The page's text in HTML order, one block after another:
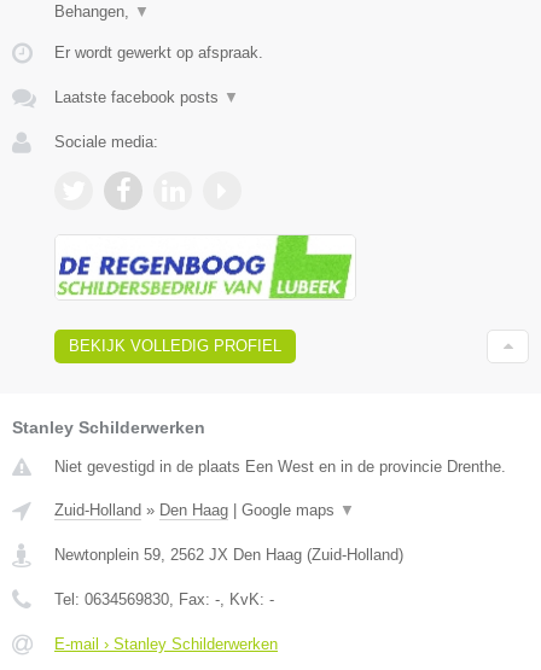
Behangen,
▼
Er wordt gewerkt op afspraak.
Laatste facebook posts ▼
Sociale media:
BEKIJK VOLLEDIG PROFIEL
Stanley Schilderwerken
Niet gevestigd in de plaats Een West en in de provincie Drenthe.
Zuid-Holland » Den Haag Google maps ▼
Newtonplein 59, 2562 JX Den Haag (Zuid-Holland)
Tel: 0634569830, Fax: -, KvK: -
E-mail › Stanley Schilderwerken